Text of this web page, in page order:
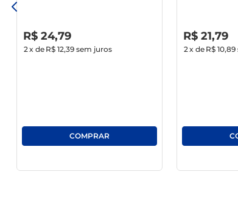
R$ 24,79
2x de R$ 12,39 sem juros
R$ 21,79
2x de R$ 10,89